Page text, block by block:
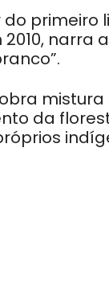
primeiro
2010, narra
obra
da